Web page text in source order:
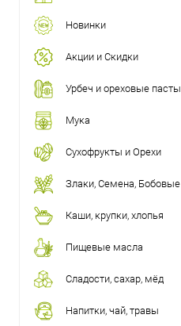
Новинки
Акции и Скидки
Урбеч и ореховые пасты
Мука
Сухофрукты и Орехи
Злаки, Семена, Бобовые
Каши, крупки, хлопья
Пищевые масла
Сладости, сахар, мёд
Напитки, чай, травы